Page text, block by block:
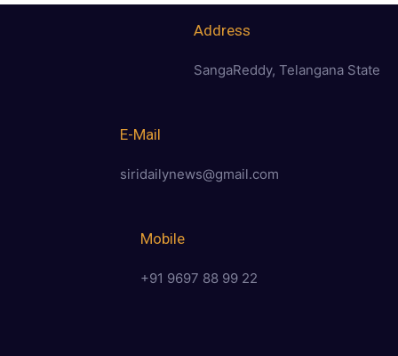
Address
SangaReddy, Telangana State
E-Mail
siridailynews@gmail.com
Mobile
+91 9697 88 99 22